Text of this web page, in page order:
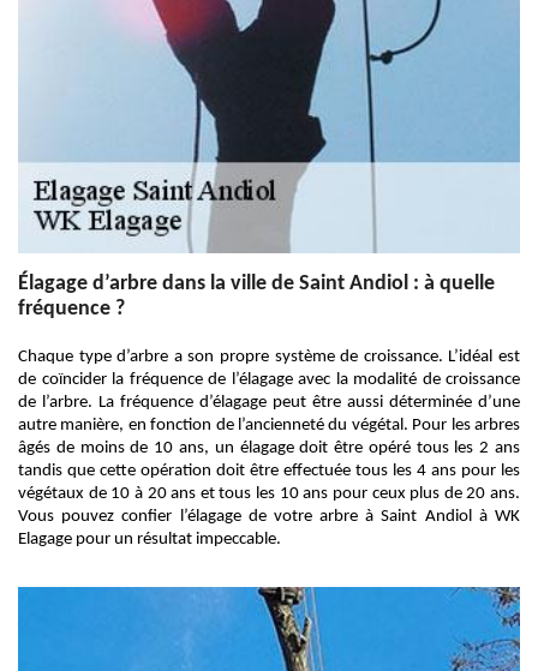
Élagage d’arbre dans la ville de Saint Andiol : à quelle
fréquence ?
Chaque type d’arbre a son propre système de croissance. L’idéal est
de coïncider la fréquence de l’élagage avec la modalité de croissance
de l’arbre. La fréquence d’élagage peut être aussi déterminée d’une
autre manière, en fonction de l’ancienneté du végétal. Pour les arbres
âgés de moins de 10 ans, un élagage doit être opéré tous les 2 ans
tandis que cette opération doit être effectuée tous les 4 ans pour les
végétaux de 10 à 20 ans et tous les 10 ans pour ceux plus de 20 ans.
Vous pouvez confier l’élagage de votre arbre à Saint Andiol à WK
Elagage pour un résultat impeccable.